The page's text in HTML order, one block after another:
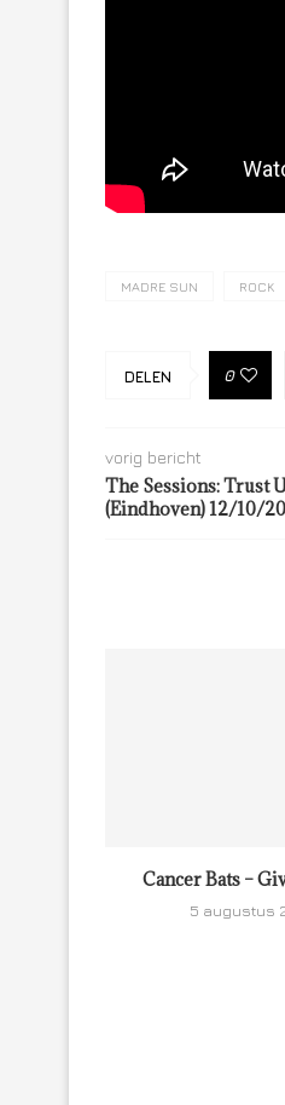
MADRE SUN ROCK
DELEN 0
vorig bericht
The Sessions: Trust
(Eindhoven) 12/10/
Cancer Bats –
5 augustus